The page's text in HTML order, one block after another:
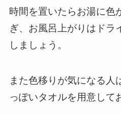
時間を置いたらお湯に色
ぎ、お風呂上がりはドラ
しましょう。
また色移りが気になる人
っぽいタオルを用意して